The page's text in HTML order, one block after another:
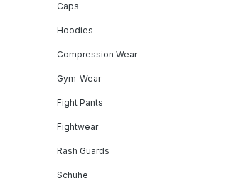
Caps
Hoodies
Compression Wear
Gym-Wear
Fight Pants
Fightwear
Rash Guards
Schuhe